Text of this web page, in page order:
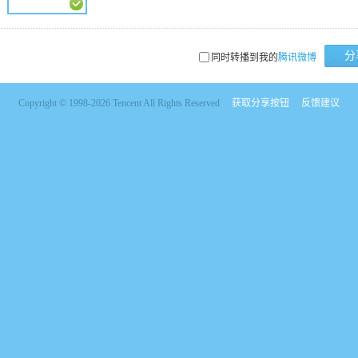
同时转播到我的腾讯微博 分
Copyright © 1998-2026 Tencent All Rights Reserved 获取分享按钮 反馈建议